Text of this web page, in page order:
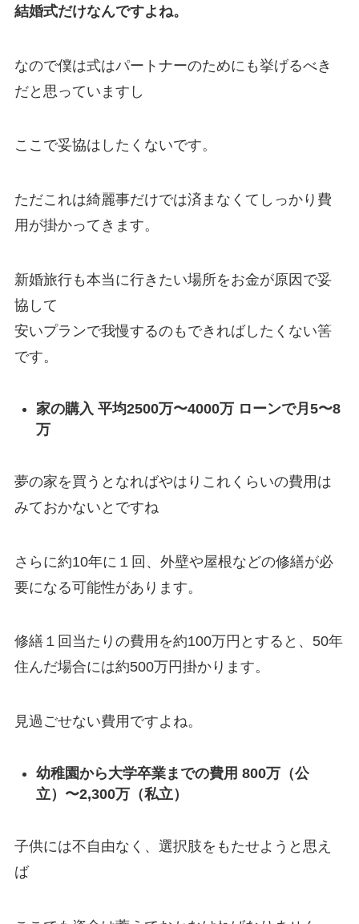
結婚式だけなんですよね。
なので僕は式はパートナーのためにも挙げるべき
だと思っていますし
ここで妥協はしたくないです。
ただこれは綺麗事だけでは済まなくてしっかり費
用が掛かってきます。
新婚旅行も本当に行きたい場所をお金が原因で妥
協して
安いプランで我慢するのもできればしたくない筈
です。
家の購入 平均2500万〜4000万 ローンで月5〜8
万
夢の家を買うとなればやはりこれくらいの費用は
みておかないとですね
さらに約10年に１回、外壁や屋根などの修繕が必
要になる可能性があります。
修繕１回当たりの費用を約100万円とすると、50年
住んだ場合には約500万円掛かります。
見過ごせない費用ですよね。
幼稚園から大学卒業までの費用 800万（公
立）〜2,300万（私立）
子供には不自由なく、選択肢をもたせようと思え
ば